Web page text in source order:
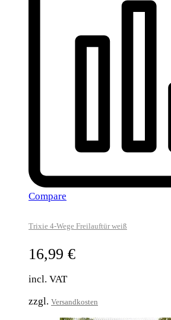
Compare
Trixie 4-Wege Freilauftür weiß
16,99 €
incl. VAT
zzgl. Versandkosten